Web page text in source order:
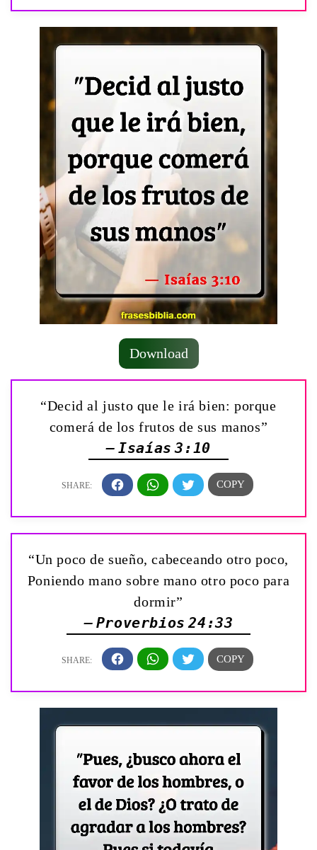
Download
“Decid al justo que le irá bien: porque
comerá de los frutos de sus manos”
— Isaías 3:10
“Un poco de sueño, cabeceando otro poco,
Poniendo mano sobre mano otro poco para
dormir”
— Proverbios 24:33